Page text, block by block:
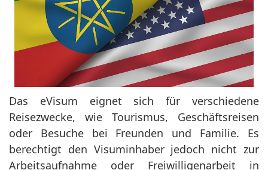
Das eVisum eignet sich für verschiedene
Reisezwecke, wie Tourismus, Geschäftsreisen
oder Besuche bei Freunden und Familie. Es
berechtigt den Visuminhaber jedoch nicht zur
Arbeitsaufnahme oder Freiwilligenarbeit in